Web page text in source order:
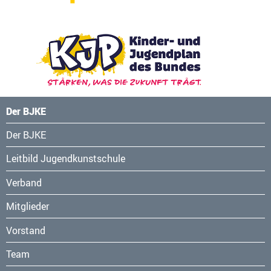
Der BJKE
Navigation
überspringen
Der BJKE
Leitbild Jugendkunstschule
Verband
Mitglieder
Vorstand
Team